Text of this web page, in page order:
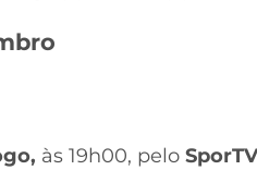
às 19h00, pelo SporTV